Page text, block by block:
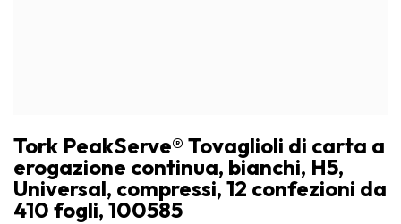
Tork PeakServe® Tovaglioli di carta a
erogazione continua, bianchi, H5,
Universal, compressi, 12 confezioni da
410 fogli, 100585